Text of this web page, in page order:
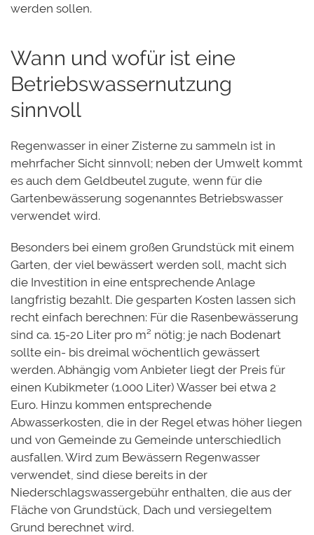
werden sollen.
Wann und wofür ist eine
Betriebswassernutzung
sinnvoll
Regenwasser in einer Zisterne zu sammeln ist in
mehrfacher Sicht sinnvoll; neben der Umwelt kommt
es auch dem Geldbeutel zugute, wenn für die
Gartenbewässerung sogenanntes Betriebswasser
verwendet wird.
Besonders bei einem großen Grundstück mit einem
Garten, der viel bewässert werden soll, macht sich
die Investition in eine entsprechende Anlage
langfristig bezahlt. Die gesparten Kosten lassen sich
recht einfach berechnen: Für die Rasenbewässerung
sind ca. 15-20 Liter pro m² nötig; je nach Bodenart
sollte ein- bis dreimal wöchentlich gewässert
werden. Abhängig vom Anbieter liegt der Preis für
einen Kubikmeter (1.000 Liter) Wasser bei etwa 2
Euro. Hinzu kommen entsprechende
Abwasserkosten, die in der Regel etwas höher liegen
und von Gemeinde zu Gemeinde unterschiedlich
ausfallen. Wird zum Bewässern Regenwasser
verwendet, sind diese bereits in der
Niederschlagswassergebühr enthalten, die aus der
Fläche von Grundstück, Dach und versiegeltem
Grund berechnet wird.